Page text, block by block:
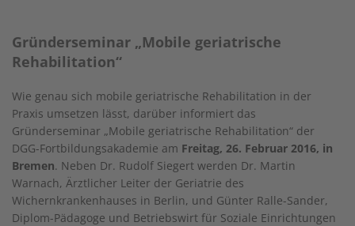
Gründerseminar „Mobile geriatrische
Rehabilitation“
Wie genau sich mobile geriatrische Rehabilitation in der
Praxis umsetzen lässt, darüber informiert das
Gründerseminar „Mobile geriatrische Rehabilitation“ der
DGG-Fortbildungsakademie am Freitag, 26. Februar 2016, in
Bremen. Neben Dr. Rudolf Siegert werden Dr. Martin
Warnach, Ärztlicher Leiter der Geriatrie des
Wichernkrankenhauses in Berlin, und Günter Ralle-Sander,
Diplom-Pädagoge und Betriebswirt für Soziale Einrichtungen